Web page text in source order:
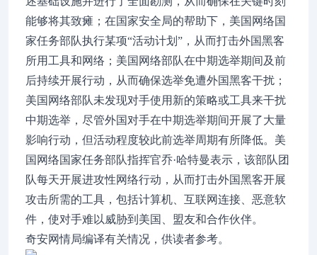
能够将其致瘫；在国家安全局的帮助下，美国网络国
家任务部队执行某项“活动计划”，从而打击外国黑客
所用工具和网络；美国网络部队在中期选举期间及前
后持续开展行动，从而确保选举免遭外国黑客干扰；
美国网络部队未发现对手使用新的策略或工具来干扰
中期选举，尽管外国对手在中期选举期间开展了大量
影响行动，但活动程度较此前选举周期有所降低。美
国网络国家任务部队指挥官乔·哈特曼表示，该部队团
队每天开展进攻性网络行动，从而打击外国黑客开展
攻击所需的工具，包括计算机、互联网连接、恶意软
件，使对手难以威胁到美国、盟友和合作伙伴。
奇安网情局编译有关情况，供读者参考。